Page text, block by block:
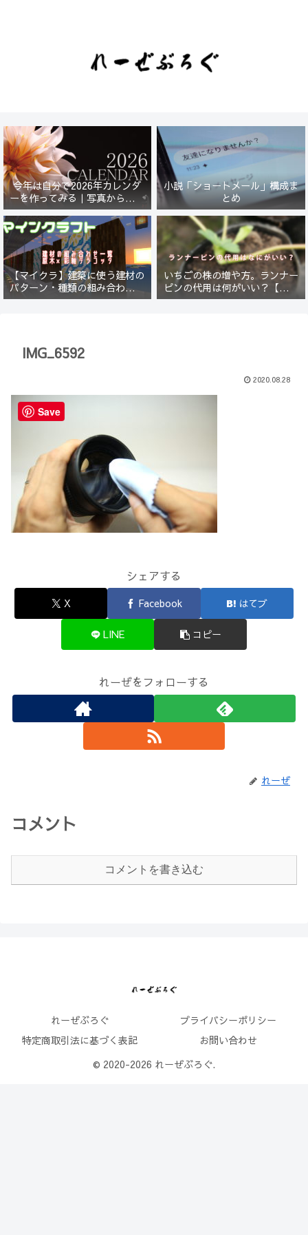
今年は自分で2026年カレンダ
ーを作ってみる｜写真から始ま
る小さなプロジェクト【一灯
花】
小説「ショートメール」構成ま
とめ
【マイクラ】建築に使う建材の
パターン・種類の組み合わせ一
覧！原木×彩釉テラコッタ編
いちごの株の増や方。ランナー
ピンの代用は何がいい？【５年
放置したイチゴは復活するの
IMG_6592
2020.08.28
シェアする
X Facebook はてブ
LINE コピー
れーぜをフォローする
れーぜ
コメント
コメントを書き込む
れーぜぶろぐ
プライバシーポリシー
特定商取引法に基づく表記
お問い合わせ
© 2020-2026 れーぜぶろぐ.
Save